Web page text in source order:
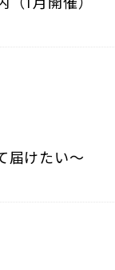
届けたい～